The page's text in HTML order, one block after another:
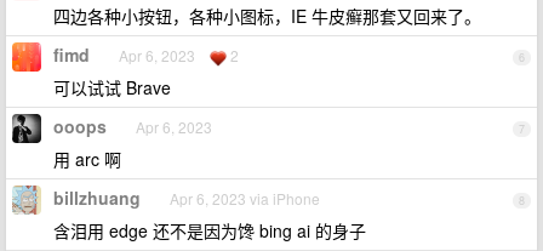
四边各种小按钮，各种小图标，IE 牛皮癣那套又回来了。
6
fimd Apr 6, 2023 2
可以试试 Brave
7
ooops Apr 6, 2023
用 arc 啊
8
billzhuang Apr 6, 2023 via iPhone
含泪用 edge 还不是因为馋 bing ai 的身子